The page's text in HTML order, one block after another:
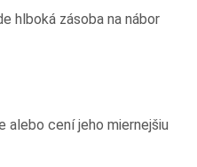
hlboká zásoba na nábor
alebo cení jeho miernejšiu